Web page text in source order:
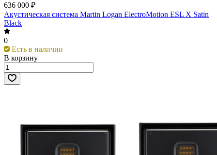
636 000 ₽
Акустическая система Martin Logan ElectroMotion ESL X Satin
Black
0
Есть в наличии
В корзину